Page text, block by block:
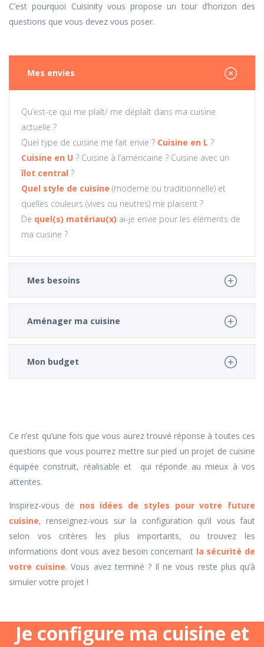
C’est pourquoi Cuisinity vous propose un tour d’horizon des
questions que vous devez vous poser.
Mes envies
Qu’est-ce qui me plaît/ me déplaît dans ma cuisine
actuelle ?
Quel type de cuisine me fait envie ? Cuisine en L ?
Cuisine en U ? Cuisine à l’américaine ? Cuisine avec un
îlot central ?
Quel style de cuisine (moderne ou traditionnelle) et
quelles couleurs (vives ou neutres) me plaisent ?
De quel(s) matériau(x) ai-je envie pour les éléments de
ma cuisine ?
Mes besoins
Aménager ma cuisine
Mon budget
Ce n’est qu’une fois que vous aurez trouvé réponse à toutes ces
questions que vous pourrez mettre sur pied un projet de cuisine
équipée construit, réalisable et qui réponde au mieux à vos
attentes.
Inspirez-vous de nos idées de styles pour votre future
cuisine, renseignez-vous sur la configuration qu’il vous faut
selon vos critères les plus importants, ou trouvez les
informations dont vous avez besoin concernant la sécurité de
votre cuisine. Vous avez terminé ? Il ne vous reste plus qu’à
simuler votre projet !
Je configure ma cuisine et